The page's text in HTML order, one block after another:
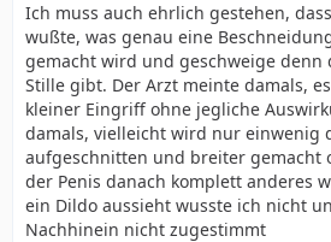
Ich muss auch ehrlich gestehen,
wußte, was genau eine
gemacht wird und geschweige denn
Stille gibt. Der Arzt meinte damals,
kleiner Eingriff ohne jegliche
damals, vielleicht wird nur einwenig
aufgeschnitten und breiter gemacht
der Penis danach komplett anderes
ein Dildo aussieht wusste ich nicht
Nachhinein nicht zugestimmt